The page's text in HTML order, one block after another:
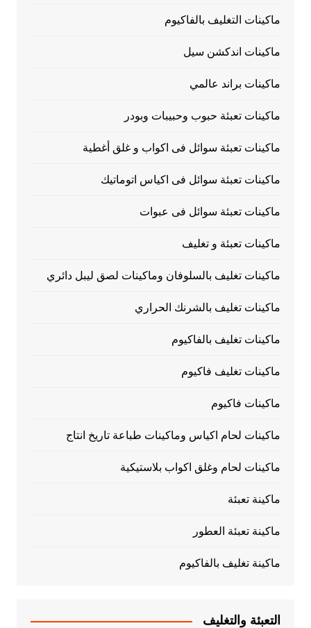
ماكينات التغليف بالفاكيوم
ماكينات اندكشن سيل
ماكينات براند عالمي
ماكينات تعبئة حبوب وحبيبات وبودر
ماكينات تعبئة سوائل فى اكواب و غلق أغطية
ماكينات تعبئة سوائل فى اكياس اتوماتيك
ماكينات تعبئة سوائل فى عبوات
ماكينات تعبئة و تغليف
ماكينات تغليف بالسلوفان وماكينات لصق ليبل دائري
ماكينات تغليف بالشرنك الحراري
ماكينات تغليف بالفاكيوم
ماكينات تغليف فاكيوم
ماكينات فاكيوم
ماكينات لحام اكياس وماكينات طباعة تاريخ انتاج
ماكينات لحام وغلق اكواب بلاستيكية
ماكينة تعبئة
ماكينة تعبئة العطور
ماكينة تغليف بالفاكيوم
التعبئة والتغليف